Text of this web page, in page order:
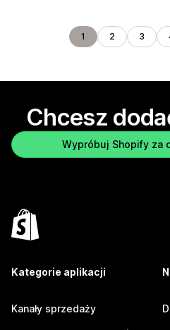
1 2 3
Chcesz
Wypróbuj Shopify za
Kategorie aplikacji
Kanały sprzedaży